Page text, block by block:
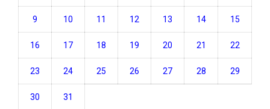
9 10 11 12 13 14 15
16 17 18 19 20 21 22
23 24 25 26 27 28 29
30 31